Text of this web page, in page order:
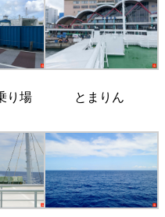
り場 とまりん